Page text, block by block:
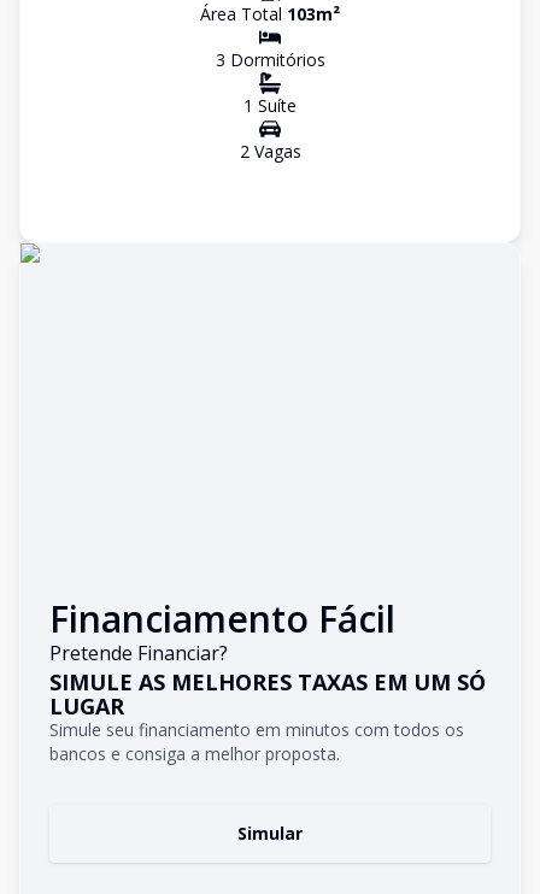
Área Total 103m²
3 Dormitórios
1 Suíte
2Vagas
Financiamento Fácil
Pretende Financiar?
SIMULE AS MELHORES TAXAS EM UM SÓ
LUGAR
Simule seu financiamento em minutos com todos os
bancos e consiga a melhor proposta.
Simular